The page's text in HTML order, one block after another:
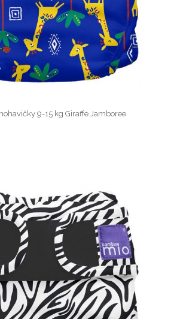
9-15 kg Giraffe Jamboree